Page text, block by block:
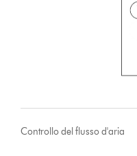
Controllo del flusso d'aria